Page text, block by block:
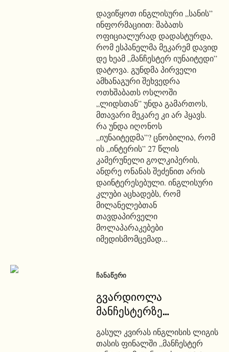
დავიწყოთ ინგლისური „სანის”
ინფორმაციით: შაბათს
ოფიციალურად დადასტურდა,
რომ ესპანელმა მეკარემ დავიდ
დე ხეამ „მანჩესტერ იუნაიტედი”
დატოვა. გუნდმა პირველი
ამხანაგური შეხვედრა
ოთხშაბათს ოსლოში
„ლიდსთან” უნდა გამართოს,
მთავარი მეკარე კი არ ჰყავს.
რა უნდა იღონოს
„იუნაიტედმა”? ცნობილია, რომ
ის „ინტერის” 27 წლის
კამერუნელი გოლკიპერის,
ანდრე ონანას შეძენით არის
დაინტერესებული. ინგლისური
კლუბი აცხადებს, რომ
მილანელებთან
თავდაპირველი
მოლაპარაკებები
იმედისმომცემად...
ᲩᲐᲜᲐᲬᲔᲠᲘ
გვარდიოლა
მანჩესტერზე…
გასულ კვირას ინგლისის ლიგის
თასის ფინალში „მანჩესტერ